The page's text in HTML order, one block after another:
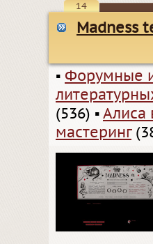
14
Madness
▪ Форумные
(536) ▪ Алиса
мастеринг